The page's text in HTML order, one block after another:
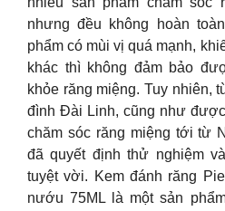
nhưng đều không hoàn
phẩm có mùi vị quá mạnh,
khác thì không đảm bảo
khỏe răng miệng. Tuy nhiên,
đình Đài Linh, cũng như
chăm sóc răng miệng tới từ
đã quyết định thử nghiệm
tuyệt vời. Kem đánh răng
nướu 75ML là một sản